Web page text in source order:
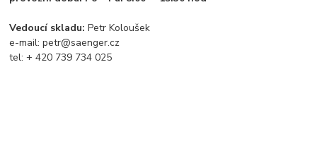
Vedoucí skladu: Petr Koloušek
e-mail: petr@saenger.cz
tel: + 420 739 734 025